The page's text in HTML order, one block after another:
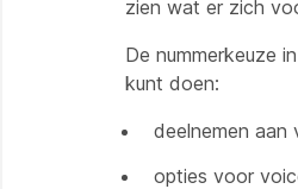
zien wat er zich
De nummerkeuze
kunt doen:
deelnemen aan
opties voor